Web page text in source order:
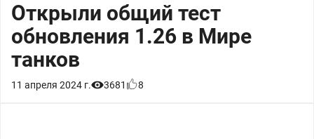
Открыли общий тест
обновления 1.26 в Мире
танков
11 апреля 2024 г. 3681 8